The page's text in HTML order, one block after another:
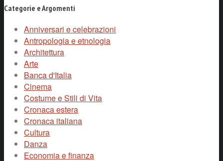
Categorie e Argomenti
Anniversari e celebrazioni
Antropologia e etnologia
Architettura
Arte
Banca d'Italia
Cinema
Costume e Stili di Vita
Cronaca estera
Cronaca italiana
Cultura
Danza
Economia e finanza